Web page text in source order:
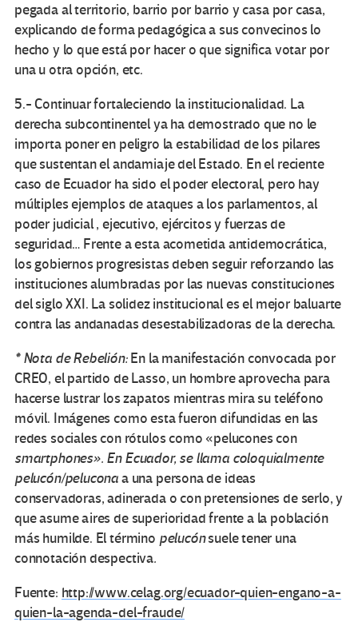
pegada al territorio, barrio por barrio y casa por casa,
explicando de forma pedagógica a sus convecinos lo
hecho y lo que está por hacer o que significa votar por
una u otra opción, etc.
5.- Continuar fortaleciendo la institucionalidad. La
derecha subcontinentel ya ha demostrado que no le
importa poner en peligro la estabilidad de los pilares
que sustentan el andamiaje del Estado. En el reciente
caso de Ecuador ha sido el poder electoral, pero hay
múltiples ejemplos de ataques a los parlamentos, al
poder judicial , ejecutivo, ejércitos y fuerzas de
seguridad… Frente a esta acometida antidemocrática,
los gobiernos progresistas deben seguir reforzando las
instituciones alumbradas por las nuevas constituciones
del siglo XXI. La solidez institucional es el mejor baluarte
contra las andanadas desestabilizadoras de la derecha.
* Nota de Rebelión:En la manifestación convocada por
CREO, el partido de Lasso, un hombre aprovecha para
hacerse lustrar los zapatos mientras mira su teléfono
móvil. Imágenes como esta fueron difundidas en las
redes sociales con rótulos como «pelucones con
smartphones». En Ecuador, se llama coloquialmente
pelucón/peluconaa una persona de ideas
conservadoras, adinerada o con pretensiones de serlo, y
que asume aires de superioridad frente a la población
más humilde. El término pelucónsuele tener una
connotación despectiva.
Fuente: http://www.celag.org/ecuador-quien-engano-a-
quien-la-agenda-del-fraude/